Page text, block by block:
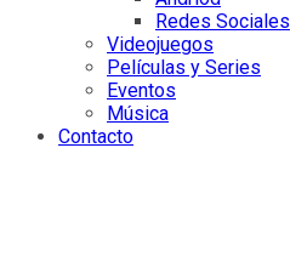
Redes Sociales
Videojuegos
Películas y Series
Eventos
Música
Contacto